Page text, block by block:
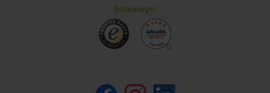
Gütesiegel